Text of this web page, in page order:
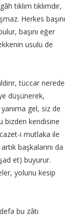
tıklım tıklımdır,
Herkes başını
başını eğer
usulü de
tüccar nerede
düşünerek,
gel, siz de
bizden kendisine
i mutlaka ile
başkalarını da
et) buyurur.
yolunu kesip
bu zâtı